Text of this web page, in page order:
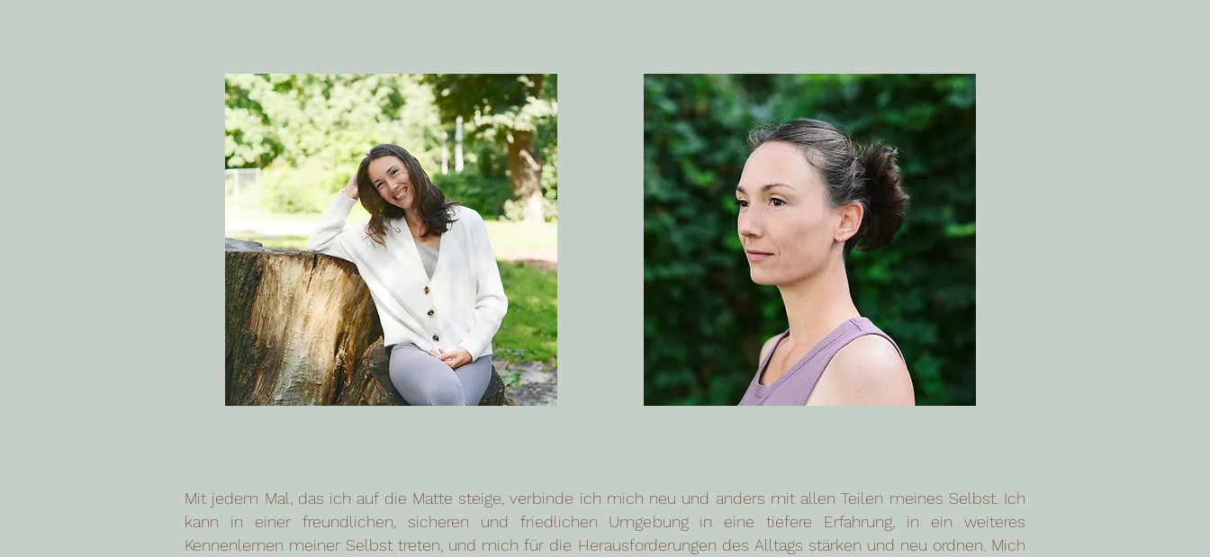
Mit jedem Mal, das ich auf die Matte steige, verbinde ich mich neu und anders mit allen Teilen meines Selbst. Ich
kann in einer freundlichen, sicheren und friedlichen Umgebung in eine tiefere Erfahrung, in ein weiteres
Kennenlernen meiner Selbst treten, und mich für die Herausforderungen des Alltags stärken und neu ordnen. Mich